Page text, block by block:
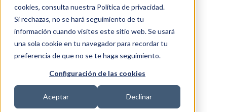
cookies, consulta nuestra Política de privacidad.
Si rechazas, no se hará seguimiento de tu
información cuando visites este sitio web. Se usará
una sola cookie en tu navegador para recordar tu
preferencia de que no se te haga seguimiento.
Configuración de las cookies
Aceptar Declinar
digital.